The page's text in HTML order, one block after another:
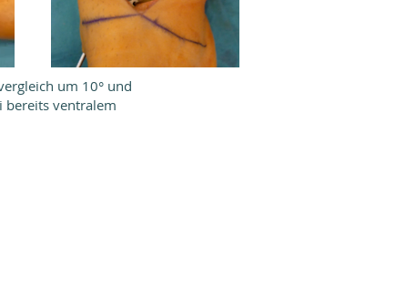
um 10° und
bereits ventralem